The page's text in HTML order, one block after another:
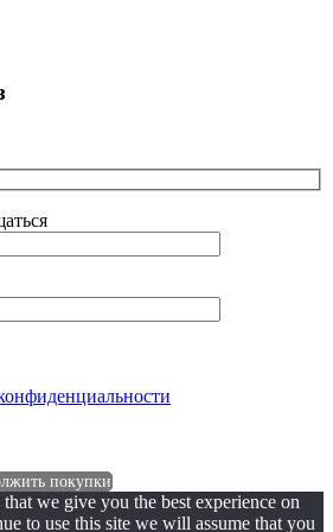
покупки
we give you the best experience on
to use this site we will assume that you